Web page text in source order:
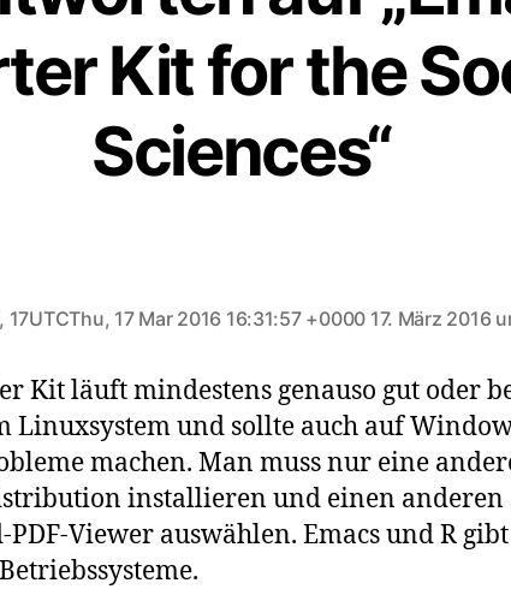
Kit for the
Sciences“
17 Mar 2016 16:31:57 +0000 17. März 2016
Kit läuft mindestens genauso gut oder
Linuxsystem und sollte auch auf
machen. Man muss nur eine
installieren und einen anderen
PDF-Viewer auswählen. Emacs und R